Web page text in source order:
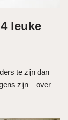
leuke
te zijn dan
zijn – over